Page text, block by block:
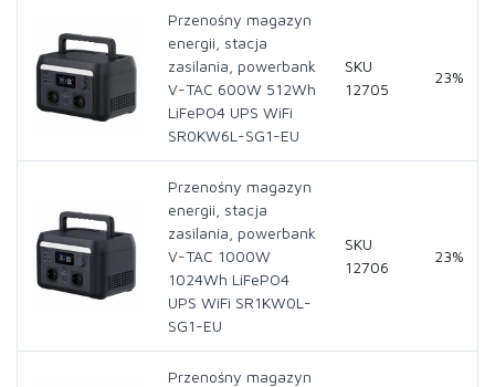
Przenośny magazyn
energii, stacja
zasilania, powerbank
V-TAC 600W 512Wh
LiFePO4 UPS WiFi
SR0KW6L-SG1-EU
SKU
12705
23%
Przenośny magazyn
energii, stacja
zasilania, powerbank
V-TAC 1000W
1024Wh LiFePO4
UPS WiFi SR1KW0L-
SG1-EU
SKU
12706
23%
Przenośny magazyn